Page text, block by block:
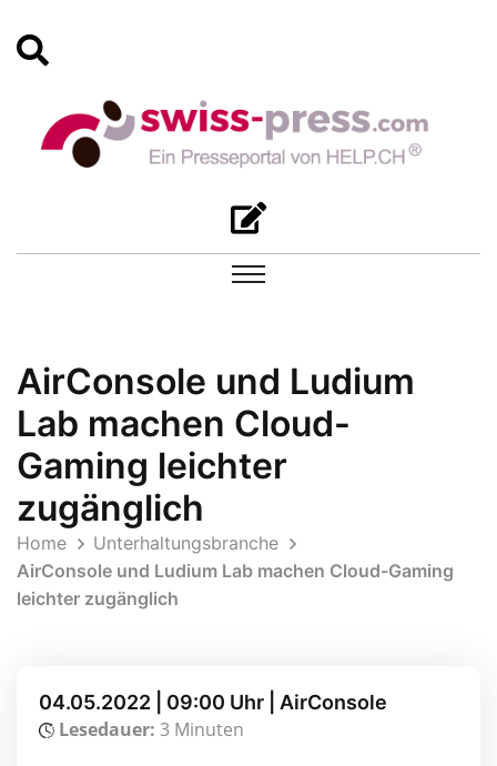
AirConsole und Ludium
Lab machen Cloud-
Gaming leichter
zugänglich
Home
Unterhaltungsbranche
AirConsole und Ludium Lab machen Cloud-Gaming
leichter zugänglich
04.05.2022 | 09:00 Uhr | AirConsole
Lesedauer: 3 Minuten